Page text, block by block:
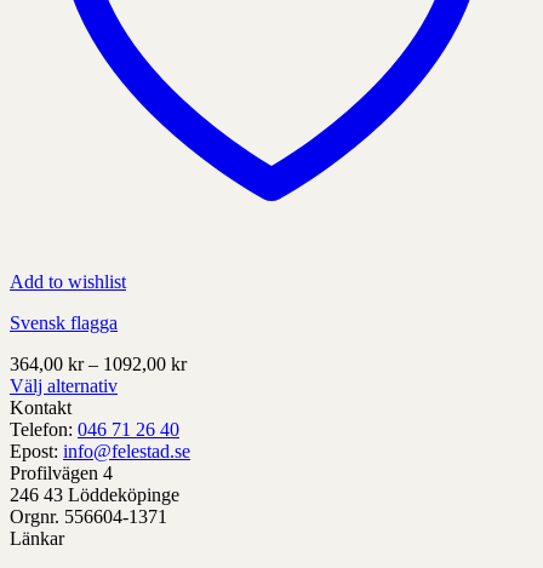
Add to wishlist
Svensk flagga
364,00 kr – 1092,00 krPrisintervall:
Välj alternativ
Denna
produkt
har
alternativ
som
kan
väljas
Kontakt
Telefon: 046 71 26 40
Epost: info@felestad.se
Profilvägen 4
246 43 Löddeköpinge
Orgnr. 556604-1371
Länkar